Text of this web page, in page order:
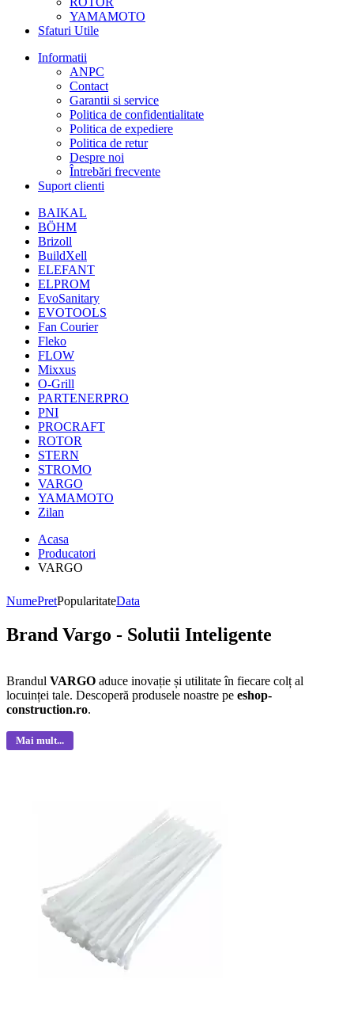
YAMAMOTO
Sfaturi Utile
Informatii
ANPC
Contact
Garantii si service
Politica de confidentialitate
Politica de expediere
Politica de retur
Despre noi
Întrebări frecvente
Suport clienti
BAIKAL
BÖHM
Brizoll
BuildXell
ELEFANT
ELPROM
EvoSanitary
EVOTOOLS
Fan Courier
Fleko
FLOW
Mixxus
O-Grill
PARTENERPRO
PNI
PROCRAFT
ROTOR
STERN
STROMO
VARGO
YAMAMOTO
Zilan
Acasa
Producatori
VARGO
NumePretPopularitateData
Brand Vargo - Solutii Inteligente
Brandul VARGO aduce inovație și utilitate în fiecare colț al
locuinței tale. Descoperă produsele noastre pe eshop-
construction.ro.
Mai mult...